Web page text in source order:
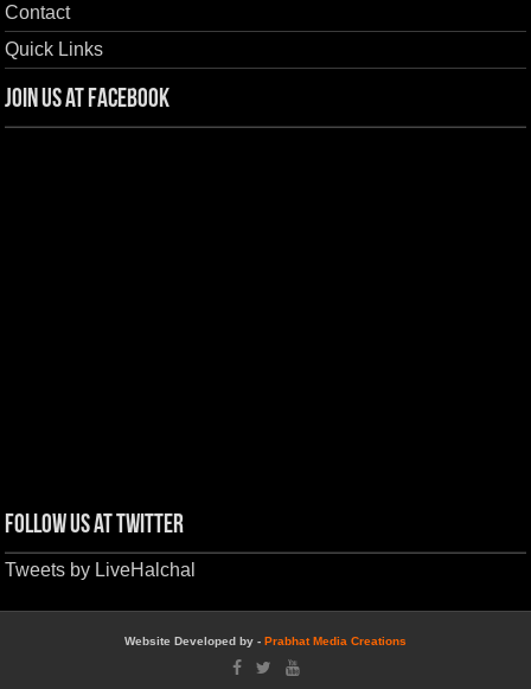
Contact
Quick Links
Join us at Facebook
Follow us at Twitter
Tweets by LiveHalchal
Website Developed by - Prabhat Media Creations